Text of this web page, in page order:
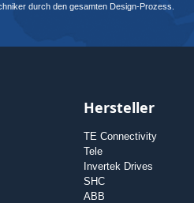
durch den gesamten Design-Prozess.
Hersteller
TE Connectivity
Tele
Invertek Drives
SHC
ABB